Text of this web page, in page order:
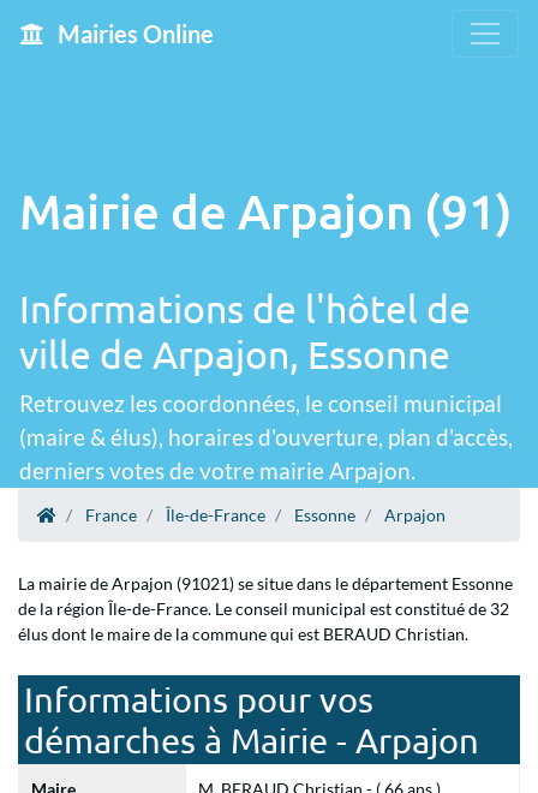
Mairies Online
Mairie de Arpajon (91)
Informations de l'hôtel de
ville de Arpajon, Essonne
Retrouvez les coordonnées, le conseil municipal
(maire & élus), horaires d'ouverture, plan d'accès,
derniers votes de votre mairie Arpajon.
France Île-de-France Essonne Arpajon
La mairie de Arpajon (91021) se situe dans le département Essonne
de la région Île-de-France. Le conseil municipal est constitué de 32
élus dont le maire de la commune qui est BERAUD Christian.
Informations pour vos
démarches à Mairie - Arpajon
Maire M. BERAUD Christian - ( 66 ans )